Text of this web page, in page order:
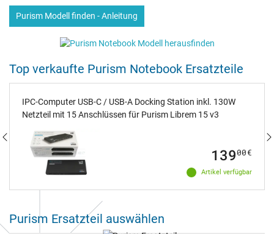
Purism Modell finden - Anleitung
Top verkaufte Purism Notebook Ersatzteile
IPC-Computer USB-C / USB-A Docking Station inkl. 130W
Netzteil mit 15 Anschlüssen für Purism Librem 15 v3
Artikel verfügbar
13900€
Purism Ersatzteil auswählen